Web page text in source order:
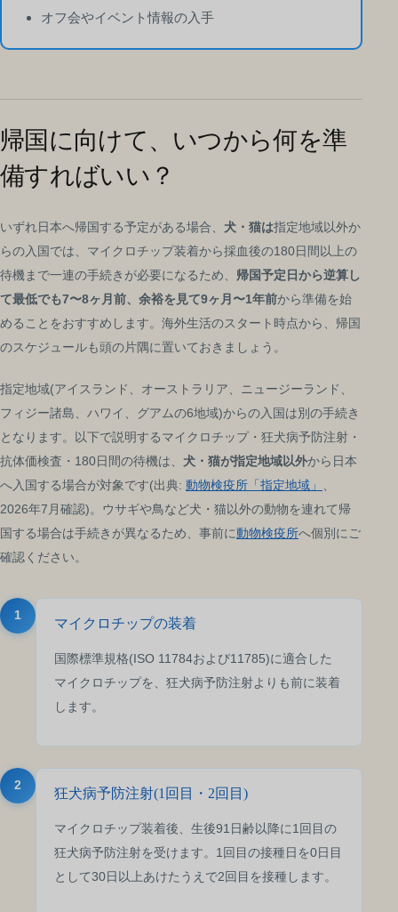
オフ会やイベント情報の入手
帰国に向けて、いつから何を準
備すればいい？
いずれ日本へ帰国する予定がある場合、 犬・猫は指定地域以外か
らの入国では、マイクロチップ装着から採血後の180日間以上の
待機まで一連の手続きが必要になるため、 帰国予定日から逆算し
て最低でも7〜8ヶ月前、余裕を見て9ヶ月〜1年前から準備を始
めることをおすすめします。海外生活のスタート時点から、帰国
のスケジュールも頭の片隅に置いておきましょう。
指定地域(アイスランド、オーストラリア、ニュージーランド、
フィジー諸島、ハワイ、グアムの6地域)からの入国は別の手続き
となります。以下で説明するマイクロチップ・狂犬病予防注射・
抗体価検査・180日間の待機は、 犬・猫が指定地域以外から日本
へ入国する場合が対象です(出典: 動物検疫所「指定地域」
2026年7月確認)。ウサギや鳥など犬・猫以外の動物を連れて帰
国する場合は手続きが異なるため、事前に動物検疫所へ個別にご
確認ください。
1
マイクロチップの装着
国際標準規格(ISO 11784および11785)に適合した
マイクロチップを、狂犬病予防注射よりも前に装着
します。
2
狂犬病予防注射(1回目・2回目)
マイクロチップ装着後、生後91日齢以降に1回目の
狂犬病予防注射を受けます。1回目の接種日を0日目
として30日以上あけたうえで2回目を接種します。